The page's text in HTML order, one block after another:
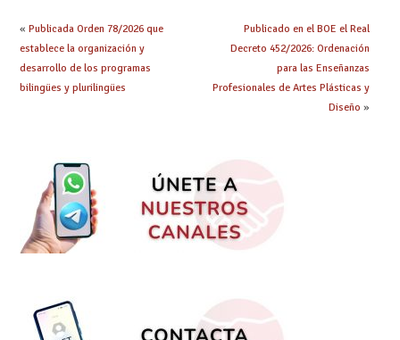
« Publicada Orden 78/2026 que
establece la organización y
desarrollo de los programas
bilingües y plurilingües
Publicado en el BOE el Real
Decreto 452/2026: Ordenación
para las Enseñanzas
Profesionales de Artes Plásticas y
Diseño »